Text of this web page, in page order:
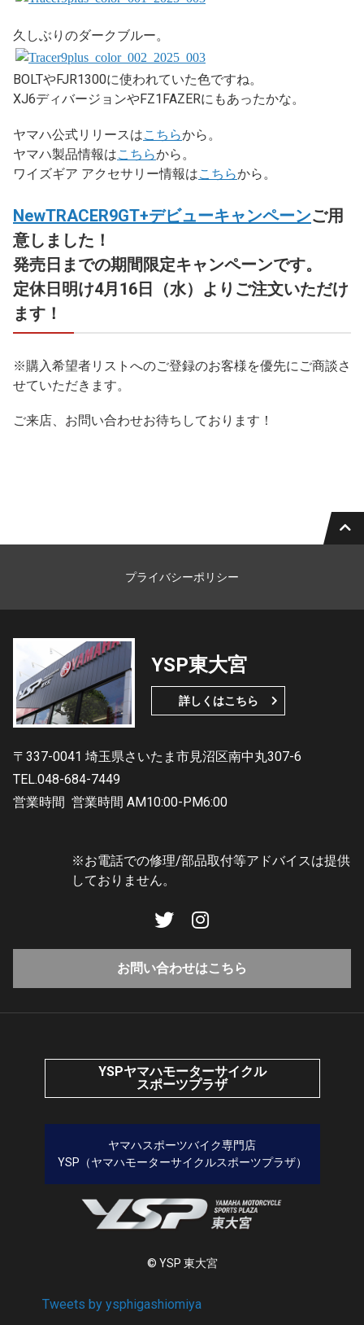
久しぶりのダークブルー。
BOLTやFJR1300に使われていた色ですね。
XJ6ディバージョンやFZ1FAZERにもあったかな。
ヤマハ公式リリースはこちらから。
ヤマハ製品情報はこちらから。
ワイズギア アクセサリー情報はこちらから。
NewTRACER9GT+デビューキャンペーンご用
意しました！
発売日までの期間限定キャンペーンです。
定休日明け4月16日（水）よりご注文いただけ
ます！
※購入希望者リストへのご登録のお客様を優先にご商談さ
せていただきます。
ご来店、お問い合わせお待ちしております！
プライバシーポリシー
YSP東大宮
詳しくはこちら
〒337-0041 埼玉県さいたま市見沼区南中丸307-6
TEL.048-684-7449
営業時間 営業時間 AM10:00-PM6:00
※お電話での修理/部品取付等アドバイスは提供
しておりません。
お問い合わせはこちら
YSPヤマハモーターサイクル
スポーツプラザ
ヤマハスポーツバイク専門店
YSP（ヤマハモーターサイクルスポーツプラザ）
© YSP 東大宮
Tweets by ysphigashiomiya